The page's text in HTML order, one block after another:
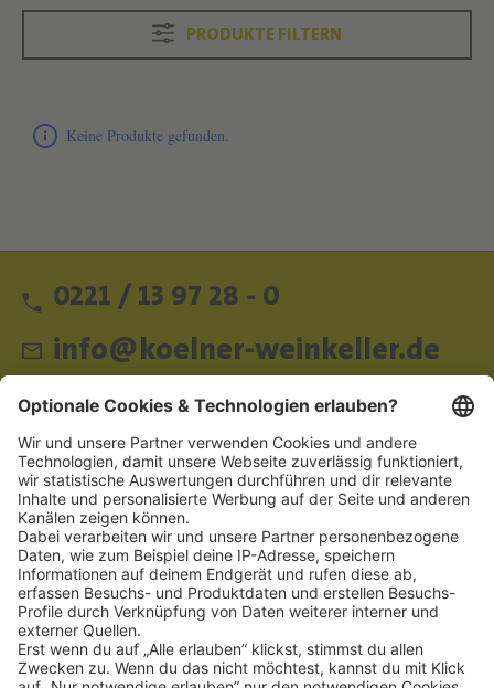
Text überspringen
PRODUKTE FILTERN
Keine Produkte gefunden.
0221 / 13 97 28 - 0
info@koelner-weinkeller.de
Schnellzugriff
ZAHLUNGSMETHODEN
SOCIAL
NEWSLETTER